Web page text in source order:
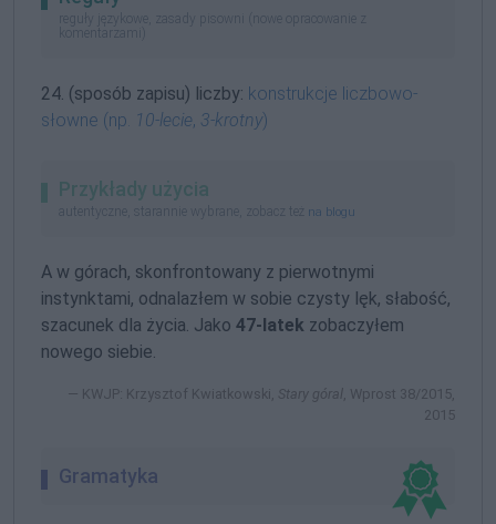
reguły językowe, zasady pisowni (nowe opracowanie z
komentarzami)
24. (sposób zapisu) liczby: konstrukcje liczbowo-
słowne (np. 10-lecie, 3-krotny)
Przykłady użycia
autentyczne, starannie wybrane, zobacz też na blogu
A w górach, skonfrontowany z pierwotnymi
instynktami, odnalazłem w sobie czysty lęk, słabość,
szacunek dla życia. Jako 47-latek zobaczyłem
nowego siebie.
KWJP: Krzysztof Kwiatkowski, Stary góral , Wprost 38/2015,
2015
Gramatyka